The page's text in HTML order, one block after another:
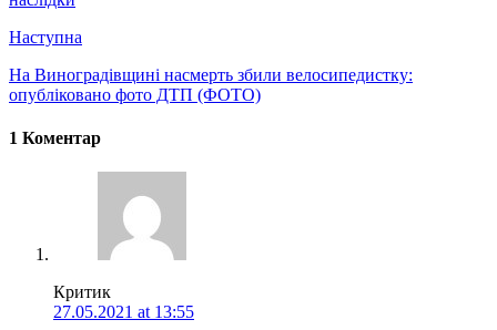
Наступна
На Виноградівщині насмерть збили велосипедистку:
опубліковано фото ДТП (ФОТО)
1 Коментар
Критик
27.05.2021 at 13:55